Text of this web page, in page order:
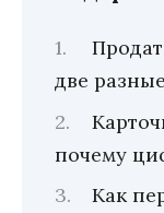
две
почему
Как